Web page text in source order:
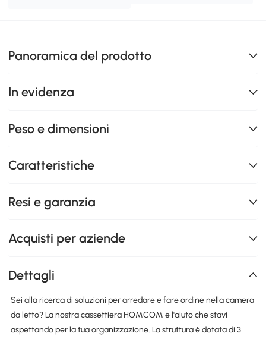
Panoramica del prodotto
In evidenza
Peso e dimensioni
Caratteristiche
Resi e garanzia
Acquisti per aziende
Dettagli
Sei alla ricerca di soluzioni per arredare e fare ordine nella camera
da letto? La nostra cassettiera HOMCOM è l'aiuto che stavi
aspettando per la tua organizzazione. La struttura è dotata di 3